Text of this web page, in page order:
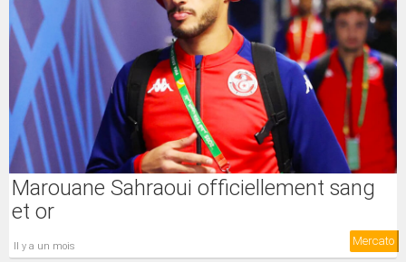
Marouane Sahraoui officiellement sang
et or
il y a un mois Mercato